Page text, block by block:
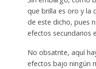
que brilla es oro y la
de este dicho, pues
efectos secundarios
No obsatnte, aquí
efectos bajo ningún